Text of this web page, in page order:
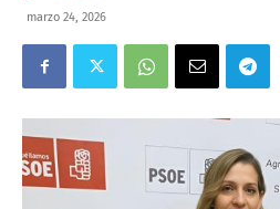
marzo 24, 2026